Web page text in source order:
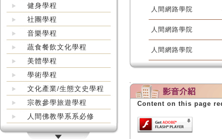
健身學程
社團學程
音樂學程
蔬食餐飲文化學程
美體學程
學術學程
文化產業/生態文史學程
宗教參學旅遊學程
人間佛教學系系必修
人間網路學院
人間網路學院
人間網路學院
Content on this page